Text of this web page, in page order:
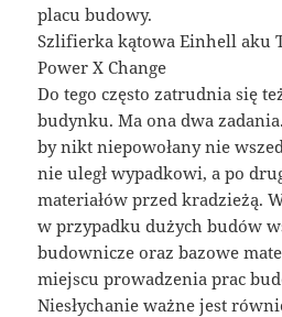
placu budowy.
Szlifierka kątowa Einhell aku
Power X Change
Do tego często zatrudnia się
budynku. Ma ona dwa
by nikt niepowołany nie
nie uległ wypadkowi, a po
materiałów przed kradzieżą.
w przypadku dużych budów
budownicze oraz bazowe
miejscu prowadzenia prac
Niesłychanie ważne jest